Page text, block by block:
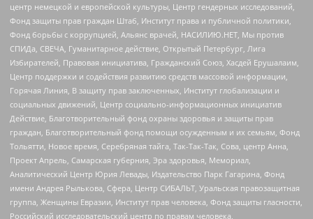
центр немецкой и европейской культуры, Центр гендерных исследований,
Фонд защиты прав граждан Штаб, Институт права и публичной политики,
Фонд борьбы с коррупцией, Альянс врачей, НАСИЛИЮ.НЕТ, Мы против
СПИДа, СВЕЧА, Гуманитарное действие, Открытый Петербург, Лига
Избирателей, Правовая инициатива, Гражданский Союз, Хасдей Ерушалаим,
Центр поддержки и содействия развитию средств массовой информации,
Горячая Линия, В защиту прав заключенных, Институт глобализации и
социальных движений, Центр социально-информационных инициатив
Действие, Благотворительный фонд охраны здоровья и защиты прав
граждан, Благотворительный фонд помощи осужденным и их семьям, Фонд
Тольятти, Новое время, Серебряная тайга, Так-Так-Так, Сова, центр Анна,
Проект Апрель, Самарская губерния, Эра здоровья, Мемориал,
Аналитический Центр Юрия Левады, Издательство Парк Гагарина, Фонд
имени Андрея Рылькова, Сфера, Центр СИБАЛЬТ, Уральская правозащитная
группа, Женщины Евразии, Институт прав человека, Фонд защиты гласности,
Российский исследовательский центр по правам человека,